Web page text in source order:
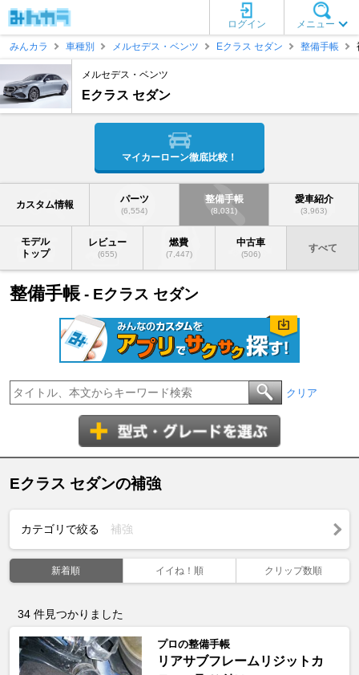
メニュー
ログイン
みんカラ
車種別 メルセデス・ベンツ Eクラス セダン 整備手帳
メルセデス・ベンツ
Eクラス セダン
マイカーローン徹底比較！
カスタム情報 パーツ
(6,554)
整備手帳
(8,031)
愛車紹介
(3,963)
モデル
トップ
レビュー
(655)
燃費
(7,447)
中古車
(506)
すべて
整備手帳 - Eクラス セダン
クリア
Eクラス セダンの補強
カテゴリで絞る 補強
新着順 イイね！順 クリップ数順
34 件見つかりました
プロの整備手帳
リアサブフレームリジットカ